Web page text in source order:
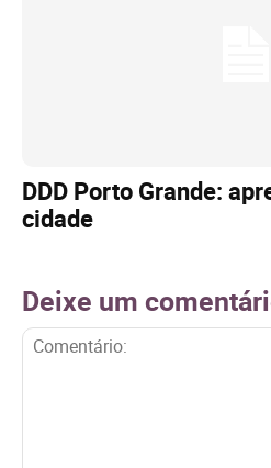
DDD Porto Grande:
cidade
Deixe um